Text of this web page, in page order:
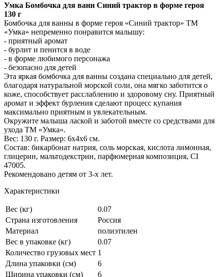
Умка Бомбочка для ванн Синий трактор в форме героя
130 г
Бомбочка для ванны в форме героя «Синий трактор» ТМ
«Умка» непременно понравится малышу:
- приятный аромат
- бурлит и пенится в воде
- в форме любимого персонажа
- безопасно для детей
Эта яркая бомбочка для ванны создана специально для детей,
благодаря натуральной морской соли, она мягко заботится о
коже, способствует расслаблению и здоровому сну. Приятный
аромат и эффект бурления сделают процесс купания
максимально приятным и увлекательным.
Окружите малыша лаской и заботой вместе со средствами для
ухода ТМ «Умка».
Вес: 130 г. Размер: 6х4х6 см.
Состав: бикарбонат натрия, соль морская, кислота лимонная,
глицерин, мальтодекстрин, парфюмерная композиция, CI
47005.
Рекомендовано детям от 3-х лет.
Характеристики
Вес (кг)
0.07
Страна изготовления
Россия
Материал
полиэтилен
Вес в упаковке (кг)
0.07
Количество грузовых мест 1
Длина упаковки (см)
6
Ширина упаковки (см)
6